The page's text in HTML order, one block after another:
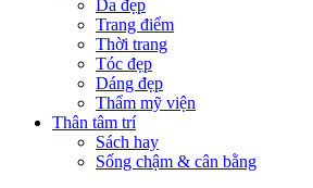
Da đẹp
Trang điểm
Thời trang
Tóc đẹp
Dáng đẹp
Thẩm mỹ viện
Thân tâm trí
Sách hay
Sống chậm & cân bằng